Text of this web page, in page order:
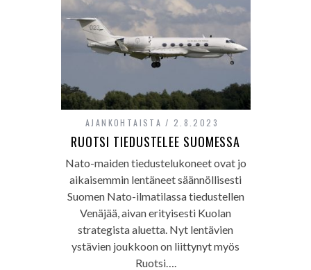
AJANKOHTAISTA 2.8.2023
RUOTSI TIEDUSTELEE SUOMESSA
Nato-maiden tiedustelukoneet ovat jo
aikaisemmin lentäneet säännöllisesti
Suomen Nato-ilmatilassa tiedustellen
Venäjää, aivan erityisesti Kuolan
strategista aluetta. Nyt lentävien
ystävien joukkoon on liittynyt myös
Ruotsi….